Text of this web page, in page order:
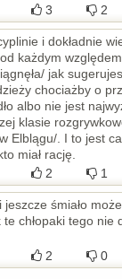
3 2
i dokładnie
każdym
jak
chociażby o
albo nie jest
klasie
. I to jest
miał rację.
2 1
śmiało
chłopaki tego
2 0